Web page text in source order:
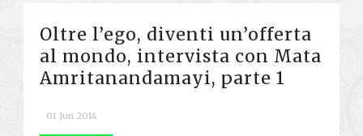
Oltre l’ego, diventi un’offerta
al mondo, intervista con Mata
Amritanandamayi, parte 1
01 Jun 2014